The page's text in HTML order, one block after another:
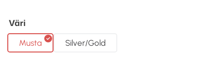
Väri
Musta Silver/Gold